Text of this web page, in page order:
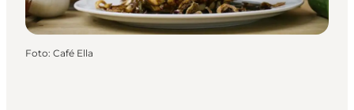
Foto: Café Ella